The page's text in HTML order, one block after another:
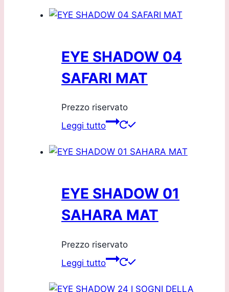
EYE SHADOW 04
SAFARI MAT
Prezzo riservato
Leggi tutto
EYE SHADOW 01
SAHARA MAT
Prezzo riservato
Leggi tutto